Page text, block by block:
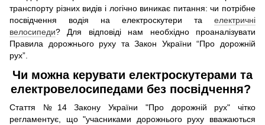
транспорту різних видів і логічно виникає питання: чи потрібне
посвідчення водія на електроскутери та електричні
велосипеди? Для відповіді нам необхідно проаналізувати
Правила дорожнього руху та Закон України “Про дорожній
рух”.
Чи можна керувати електроскутерами та
електровелосипедами без посвідчення?
Стаття №14 Закону України "Про дорожній рух" чітко
регламентує, що "учасниками дорожнього руху вважаються